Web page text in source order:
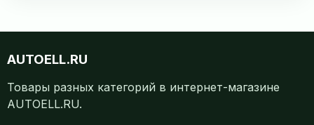
AUTOELL.RU
Товары разных категорий в интернет-магазине
AUTOELL.RU.